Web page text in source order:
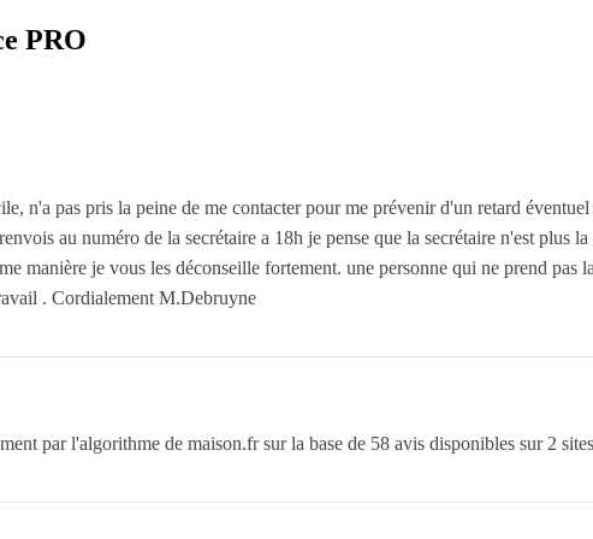
PRO
n'a pas pris la peine de me contacter pour me prévenir d'un retard
au numéro de la secrétaire a 18h je pense que la secrétaire n'est plus
manière je vous les déconseille fortement. une personne qui ne prend pas
. Cordialement M.Debruyne
par l'algorithme de maison.fr sur la base de 58 avis disponibles sur 2